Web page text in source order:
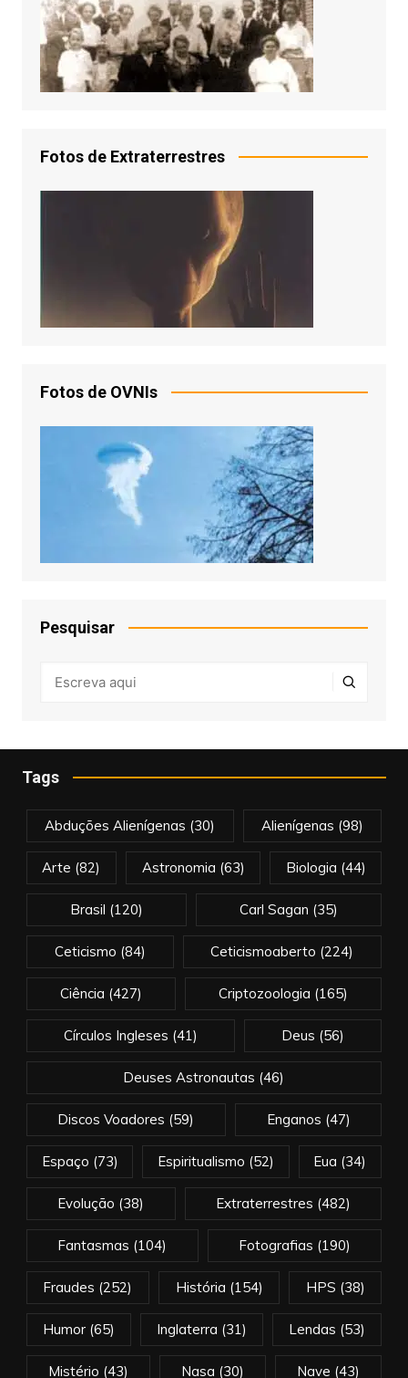
Fotos de Extraterrestres
Fotos de OVNIs
Pesquisar
Tags
Abduções Alienígenas (30) Alienígenas (98)
Arte (82) Astronomia (63) Biologia (44)
Brasil (120) Carl Sagan (35)
Ceticismo (84) Ceticismoaberto (224)
Ciência (427) Criptozoologia (165)
Círculos Ingleses (41) Deus (56)
Deuses Astronautas (46)
Discos Voadores (59) Enganos (47)
Espaço (73) Espiritualismo (52) Eua (34)
Evolução (38) Extraterrestres (482)
Fantasmas (104) Fotografias (190)
Fraudes (252) História (154) HPS (38)
Humor(65) Inglaterra (31) Lendas (53)
Mistério (43) Nasa (30) Nave (43)